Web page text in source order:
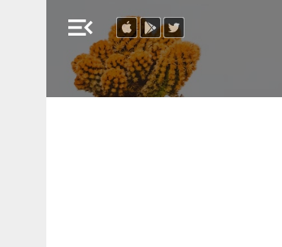
menu_open